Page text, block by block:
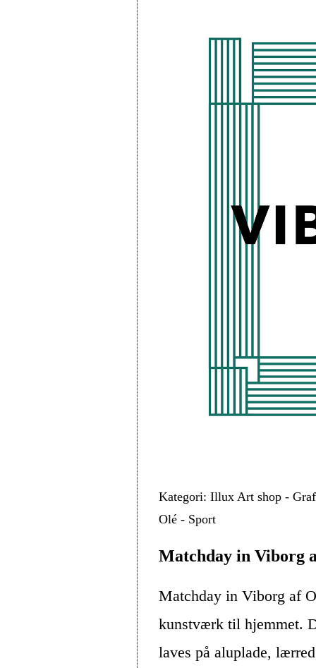
Kategori: Illux Art shop -
Olé - Sport
Matchday in Viborg
Matchday in Viborg af
kunstværk til hjemmet.
laves på aluplade,